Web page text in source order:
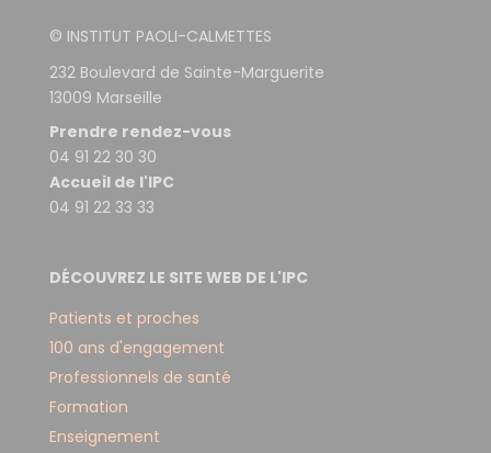
© INSTITUT PAOLI-CALMETTES
232 Boulevard de Sainte-Marguerite
13009 Marseille
Prendre rendez-vous
04 91 22 30 30
Accueil de l'IPC
04 91 22 33 33
DÉCOUVREZ LE SITE WEB DE L'IPC
Patients et proches
100 ans d'engagement
Professionnels de santé
Formation
Enseignement